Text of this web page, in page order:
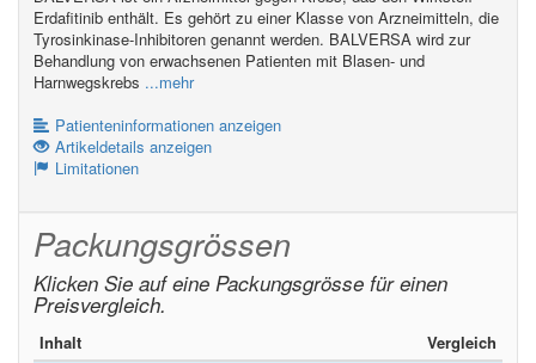
Erdafitinib enthält. Es gehört zu einer Klasse von Arzneimitteln, die
Tyrosinkinase-Inhibitoren genannt werden. BALVERSA wird zur
Behandlung von erwachsenen Patienten mit Blasen- und
Harnwegskrebs ...mehr
Patienteninformationen anzeigen
Artikeldetails anzeigen
Limitationen
Packungsgrössen
Klicken Sie auf eine Packungsgrösse für einen
Preisvergleich.
Inhalt
Vergleich